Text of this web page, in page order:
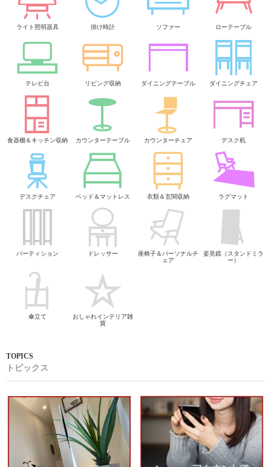
ライト照明器具 掛け時計 ソファー ローテーブル
テレビ台 リビング収納 ダイニングテーブル ダイニングチェア
食器棚＆キッチン収納 カウンターテーブル カウンターチェア デスク机
デスクチェア ベッド＆マットレス 衣類＆玄関収納 ラグマット
パーティション ドレッサー
座椅子＆パーソナルチ
ェア
姿見鏡（スタンドミラ
ー）
傘立て
おしゃれインテリア雑
貨
トピックス